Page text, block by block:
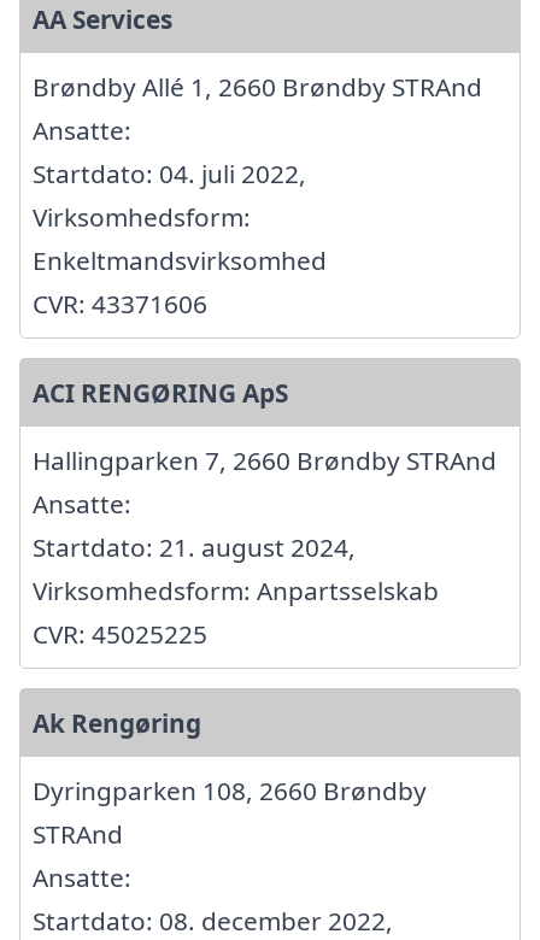
AA Services
Brøndby Allé 1, 2660 Brøndby STRAnd
Ansatte:
Startdato: 04. juli 2022,
Virksomhedsform:
Enkeltmandsvirksomhed
CVR: 43371606
ACI RENGØRING ApS
Hallingparken 7, 2660 Brøndby STRAnd
Ansatte:
Startdato: 21. august 2024,
Virksomhedsform: Anpartsselskab
CVR: 45025225
Ak Rengøring
Dyringparken 108, 2660 Brøndby
STRAnd
Ansatte:
Startdato: 08. december 2022,